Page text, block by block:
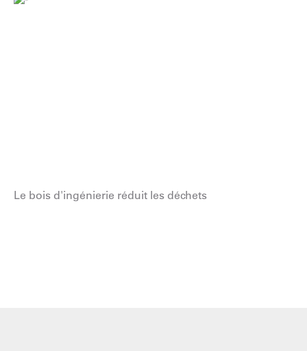
Le bois d'ingénierie réduit les déchets